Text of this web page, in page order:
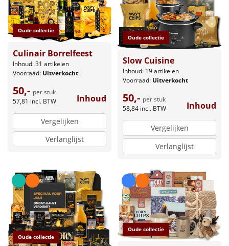
Oude collectie
Culinair Borrelfeest
Inhoud: 31 artikelen
Voorraad: Uitverkocht
50,- per stuk
57,81 incl. BTW Inhoud
Vergelijken
Verlanglijst
Oude collectie
Slow Cuisine
Inhoud: 19 artikelen
Voorraad: Uitverkocht
50,- per stuk
58,84 incl. BTW Inhoud
Vergelijken
Verlanglijst
Oude collectie
Oude collectie